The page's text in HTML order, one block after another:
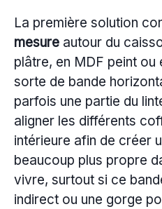
La première solution
mesure autour du
plâtre, en MDF peint
sorte de bande
parfois une partie du
aligner les différents
intérieure afin de créer
beaucoup plus propre
vivre, surtout si ce
indirect ou une gorge